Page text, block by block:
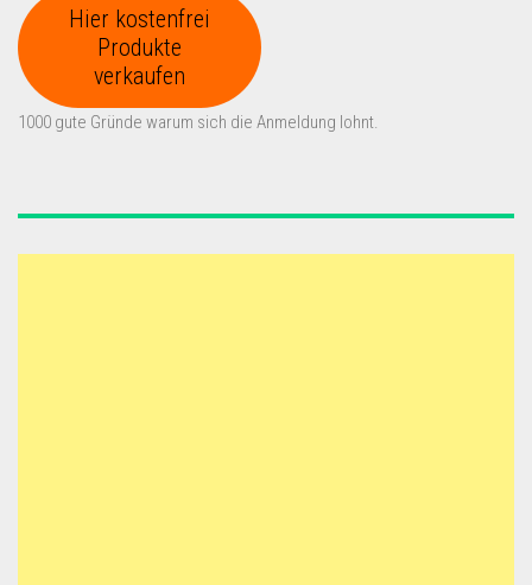
Hier kostenfrei
Produkte
verkaufen
1000 gute Gründe warum sich die Anmeldung lohnt.